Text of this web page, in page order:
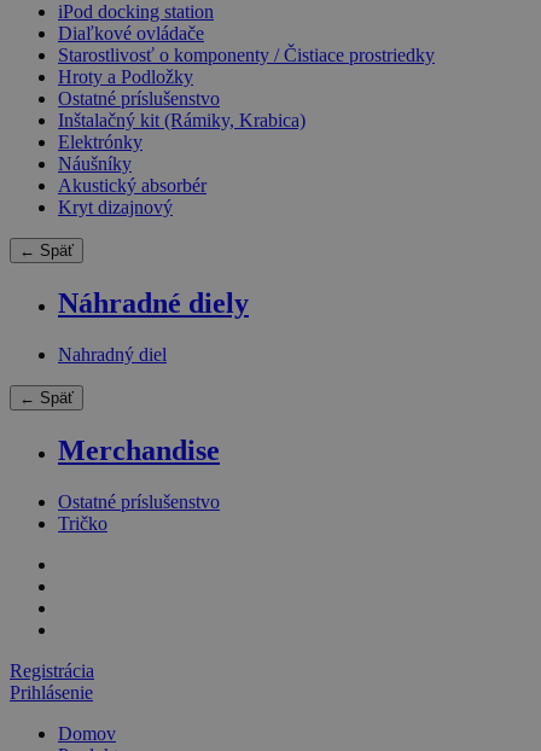
iPod docking station
Diaľkové ovládače
Starostlivosť o komponenty / Čistiace prostriedky
Hroty a Podložky
Ostatné príslušenstvo
Inštalačný kit (Rámiky, Krabica)
Elektrónky
Náušníky
Akustický absorbér
Kryt dizajnový
← Späť
Náhradné diely
Nahradný diel
← Späť
Merchandise
Ostatné príslušenstvo
Tričko
Registrácia
Prihlásenie
Domov